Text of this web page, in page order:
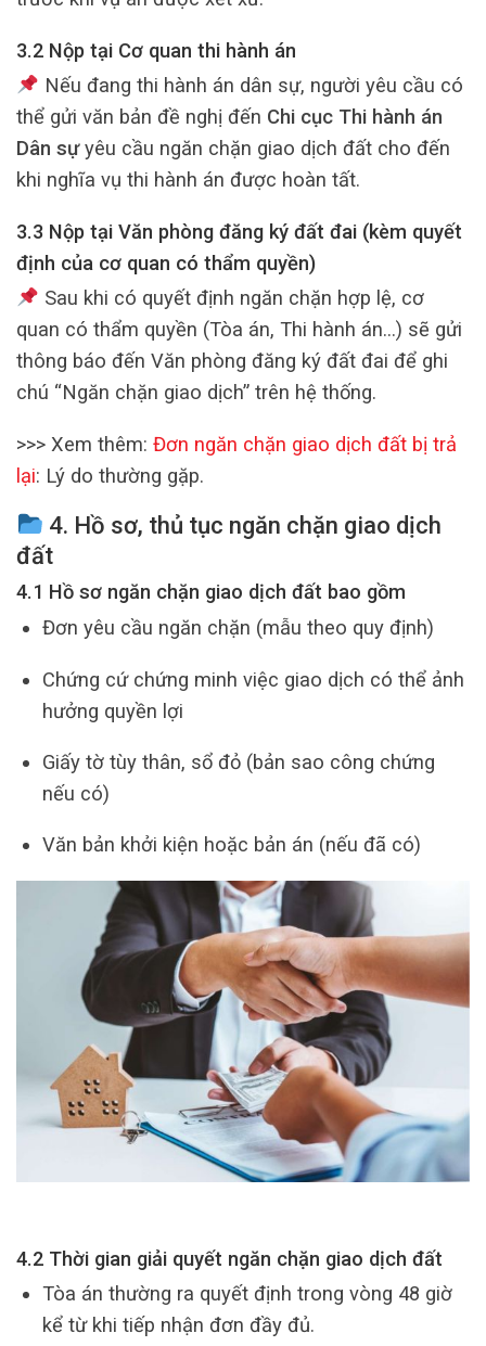
3.2 Nộp tại Cơ quan thi hành án
Nếu đang thi hành án dân sự, người yêu cầu có
thể gửi văn bản đề nghị đến Chi cục Thi hành án
Dân sựyêu cầu ngăn chặn giao dịch đất cho đến
khi nghĩa vụ thi hành án được hoàn tất.
3.3 Nộp tại Văn phòng đăng ký đất đai (kèm quyết
định của cơ quan có thẩm quyền)
Sau khi có quyết định ngăn chặn hợp lệ, cơ
quan có thẩm quyền (Tòa án, Thi hành án…) sẽ gửi
thông báo đến Văn phòng đăng ký đất đai để ghi
chú “Ngăn chặn giao dịch” trên hệ thống.
>>> Xem thêm: Đơn ngăn chặn giao dịch đất bị trả
lại: Lý do thường gặp.
4. Hồ sơ, thủ tục ngăn chặn giao dịch
đất
4.1 Hồ sơ ngăn chặn giao dịch đất bao gồm
Đơn yêu cầu ngăn chặn (mẫu theo quy định)
Chứng cứ chứng minh việc giao dịch có thể ảnh
hưởng quyền lợi
Giấy tờ tùy thân, sổ đỏ (bản sao công chứng
nếu có)
Văn bản khởi kiện hoặc bản án (nếu đã có)
4.2 Thời gian giải quyết ngăn chặn giao dịch đất
Tòa án thường ra quyết định trong vòng 48 giờ
kể từ khi tiếp nhận đơn đầy đủ.